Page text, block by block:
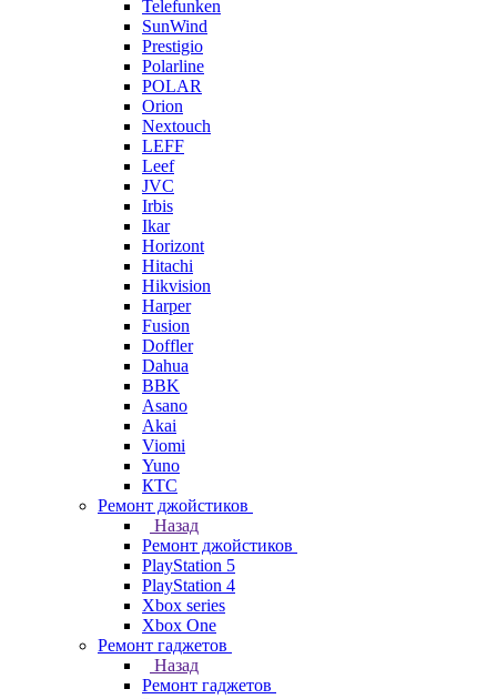
Telefunken
SunWind
Prestigio
Polarline
POLAR
Orion
Nextouch
LEFF
Leef
JVC
Irbis
Ikar
Horizont
Hitachi
Hikvision
Harper
Fusion
Doffler
Dahua
BBK
Asano
Akai
Viomi
Yuno
КТС
Ремонт джойстиков
Назад
Ремонт джойстиков
PlayStation 5
PlayStation 4
Xbox series
Xbox One
Ремонт гаджетов
Назад
Ремонт гаджетов